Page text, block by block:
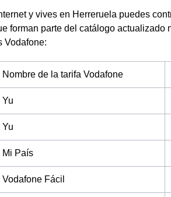
y vives en Herreruela puedes
forman parte del catálogo actualizado
Vodafone:
Nombre de la tarifa Vodafone
Yu
Yu
Mi País
Vodafone Fácil